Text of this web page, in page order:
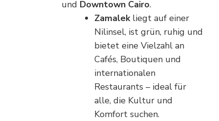
und Downtown Cairo.
Zamalekliegt auf einer
Nilinsel, ist grün, ruhig und
bietet eine Vielzahl an
Cafés, Boutiquen und
internationalen
Restaurants – ideal für
alle, die Kultur und
Komfort suchen.